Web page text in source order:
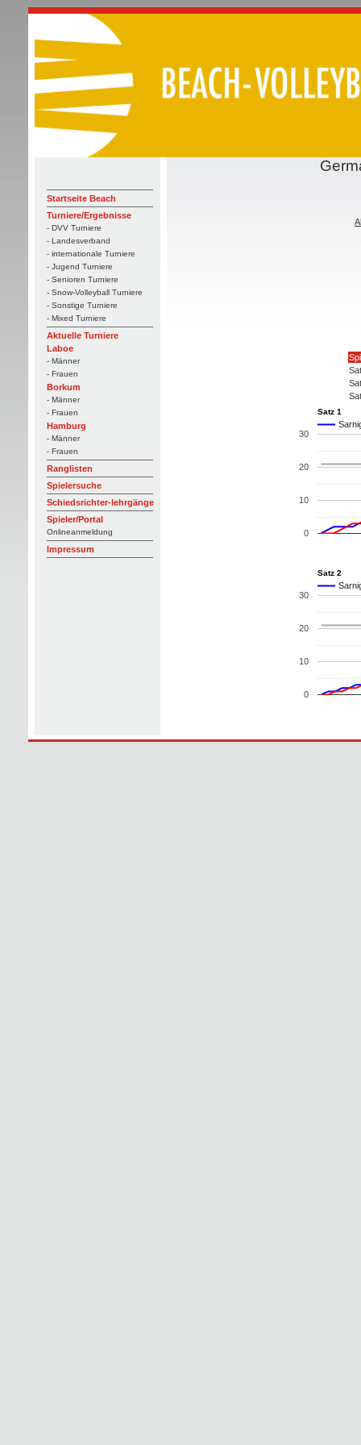
Startseite Beach
Turniere/Ergebnisse
- DVV Turniere
- Landesverband
- internationale Turniere
- Jugend Turniere
- Senioren Turniere
- Snow-Volleyball Turniere
- Sonstige Turniere
- Mixed Turniere
Aktuelle Turniere
Laboe
- Männer
- Frauen
Borkum
- Männer
- Frauen
Hamburg
- Männer
- Frauen
Ranglisten
Spielersuche
Schiedsrichter-lehrgänge
Spieler/Portal
Onlineanmeldung
Impressum
Satz 1
0
10
20
30
Satz 2
0
10
20
30